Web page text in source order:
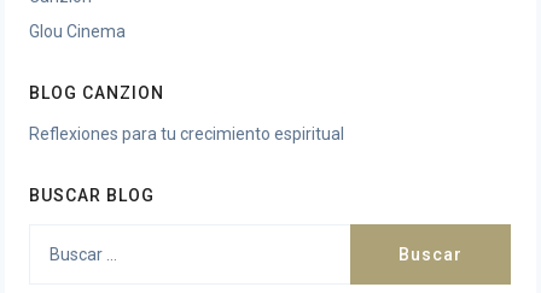
Glou Cinema
BLOG CANZION
Reflexiones para tu crecimiento espiritual
BUSCAR BLOG